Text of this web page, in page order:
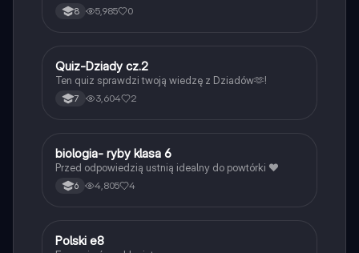
8 5,985 0
QJęzyk polski
Quiz-Dziady cz.2
Ten quiz sprawdzi twoją wiedzę z Dziadów🫶!
7 3,604 2
BBiologia
biologia- ryby klasa 6
Przed odpowiedzią ustnią idealny do powtórki ❤️
6 4,805 4
Język polski
Polski e8